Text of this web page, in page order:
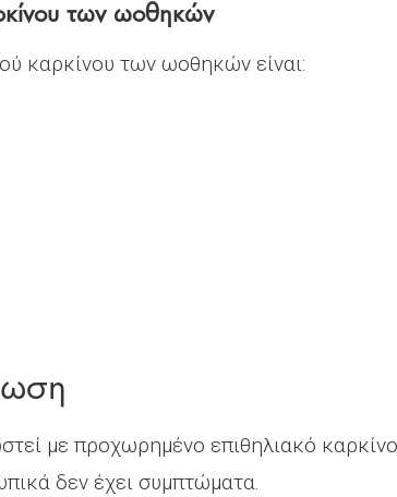
των ωοθηκών
καρκίνου των ωοθηκών είναι:
με προχωρημένο επιθηλιακό
δεν έχει συμπτώματα.